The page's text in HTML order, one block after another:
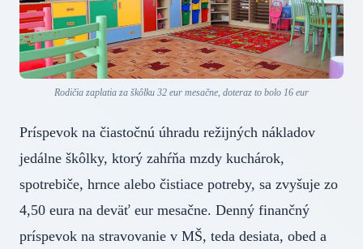
Rodičia zaplatia za škôlku 32 eur mesačne, doteraz to bolo 16 eur
Príspevok na čiastočnú úhradu režijných nákladov
jedálne škôlky, ktorý zahŕňa mzdy kuchárok,
spotrebiče, hrnce alebo čistiace potreby, sa zvyšuje zo
4,50 eura na deväť eur mesačne. Denný finančný
príspevok na stravovanie v MŠ, teda desiata, obed a